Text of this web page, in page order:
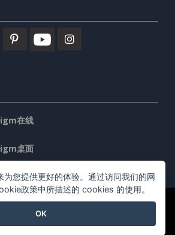
在线
桌面
版权所有。
您提供更好的体验。通过访问我们的网
政策中所描述的 cookies 的使用。
OK